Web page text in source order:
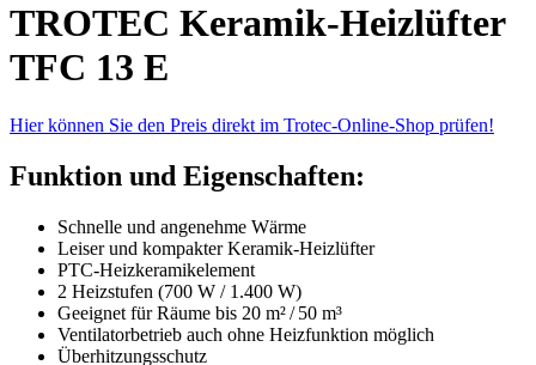
TROTEC Keramik-Heizlüfter
TFC 13 E
Hier können Sie den Preis direkt im Trotec-Online-Shop prüfen!
Funktion und Eigenschaften:
Schnelle und angenehme Wärme
Leiser und kompakter Keramik-Heizlüfter
PTC-Heizkeramikelement
2 Heizstufen (700 W / 1.400 W)
Geeignet für Räume bis 20 m² / 50 m³
Ventilatorbetrieb auch ohne Heizfunktion möglich
Überhitzungsschutz